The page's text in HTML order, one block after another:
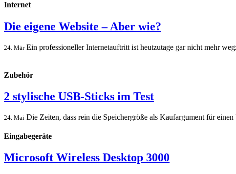
Internet
Die eigene Website – Aber wie?
24. MärEin professioneller Internetauftritt ist heutzutage gar nicht mehr
Zubehör
2 stylische USB-Sticks im Test
24. Mai Die Zeiten, dass rein die Speichergröße als Kaufargument für
Eingabegeräte
Microsoft Wireless Desktop 3000